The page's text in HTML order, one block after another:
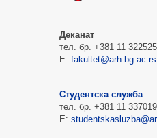
Деканат
тел. бр. +381 11
Е: fakultet@arh.bg.ac.rs
Студентска служба
тел. бр. +381 11
Е: